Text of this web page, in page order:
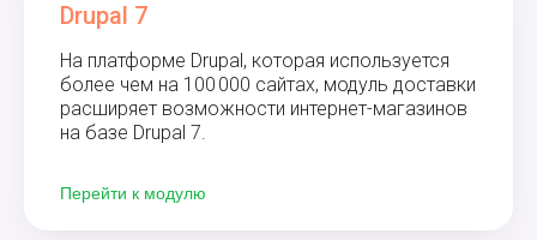
Drupal 7
На платформе Drupal, которая используется
более чем на 100 000 сайтах, модуль доставки
расширяет возможности интернет-магазинов
на базе Drupal 7.
Перейти к модулю